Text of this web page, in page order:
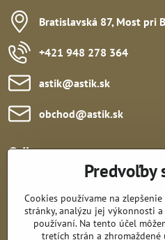
Bratislavská 87, Most pri
+421 948 278 364
astik​@astik​.sk
obchod​@astik​.sk
Odkazy:
Predvoľby
Cookies používame na
stránky, analýzu jej výkonnosti
používaní. Na tento účel
tretích strán a